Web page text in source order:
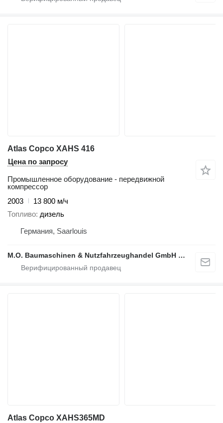
Atlas Copco XAHS 416
Цена по запросу
Промышленное оборудование - передвижной
компрессор
2003
13 800 м/ч
Топливо дизель
Германия, Saarlouis
M.O. Baumaschinen & Nutzfahrzeughandel GmbH & CO.
Atlas Copco XAHS365MD